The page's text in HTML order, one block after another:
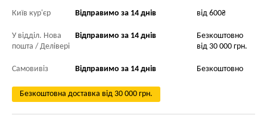
Київ кур'єр Відправимо за 14 днів від 600₴
У відділ. Нова
пошта / Делівері
Відправимо за 14 днів
Безкоштовно
від 30 000 грн.
Самовивіз Відправимо за 14 днів Безкоштовно
Безкоштовна доставка від 30 000 грн.